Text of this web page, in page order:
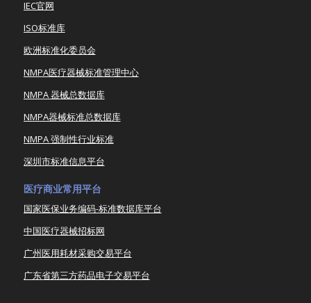
IEC官网
ISO标准库
欧洲标准化委员会
NMPA医疗器械标准管理中心
NMPA 器械总数据库
NMPA器械标准总数据库
NMPA 强制性行业标准
深圳市标准信息平台
医疗商业常用平台
国家医保业务编码-标准数据库平台
中国医疗器械招标网
广州医用耗材采购交易平台
广东省第三方药品电子交易平台